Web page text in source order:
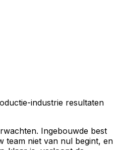
industrie resultaten
Ingebouwde best
team niet van nul begint, en